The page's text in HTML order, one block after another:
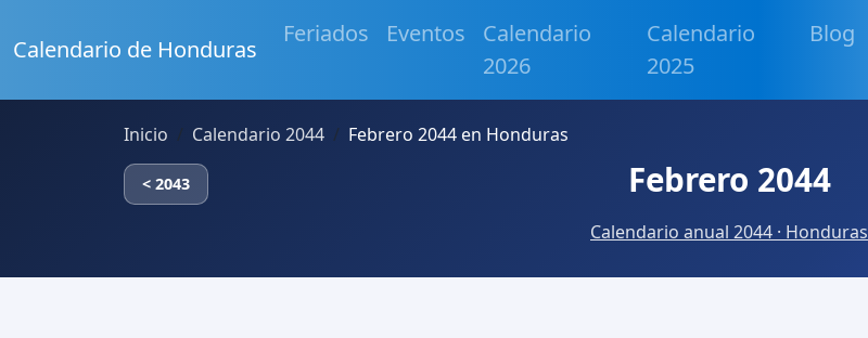
Calendario de Honduras
Feriados Eventos
Calendario
2026
Calendario
2025
Blog
Inicio Calendario 2044 Febrero 2044 en Honduras
< 2043 Febrero 2044
Calendario anual 2044 · Honduras